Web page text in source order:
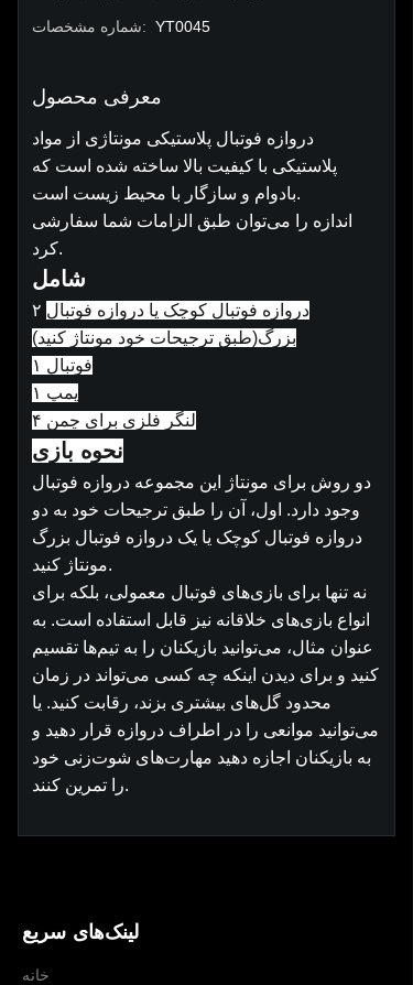
شماره مشخصات: YT0045
معرفی محصول
دروازه فوتبال پلاستیکی مونتاژی از مواد
پلاستیکی با کیفیت بالا ساخته شده است که
بادوام و سازگار با محیط زیست است.
اندازه را می‌توان طبق الزامات شما سفارشی
کرد.
شامل
۲ دروازه فوتبال کوچک یا دروازه فوتبال
بزرگ(طبق ترجیحات خود مونتاژ کنید)
۱ فوتبال
۱ پمپ
۴ لنگر فلزی برای چمن
نحوه بازی
دو روش برای مونتاژ این مجموعه دروازه فوتبال
وجود دارد. اول، آن را طبق ترجیحات خود به دو
دروازه فوتبال کوچک یا یک دروازه فوتبال بزرگ
مونتاژ کنید.
نه تنها برای بازی‌های فوتبال معمولی، بلکه برای
انواع بازی‌های خلاقانه نیز قابل استفاده است. به
عنوان مثال، می‌توانید بازیکنان را به تیم‌ها تقسیم
کنید و برای دیدن اینکه چه کسی می‌تواند در زمان
محدود گل‌های بیشتری بزند، رقابت کنید. یا
می‌توانید موانعی را در اطراف دروازه قرار دهید و
به بازیکنان اجازه دهید مهارت‌های شوت‌زنی خود
را تمرین کنند.
لینک‌های سریع
خانه